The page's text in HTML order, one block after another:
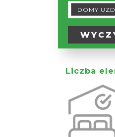
DOMY
Typ obiektu Typ wypożyczalni
Liczba